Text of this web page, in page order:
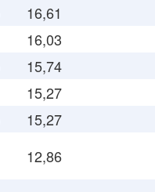
16,61
16,03
15,74
15,27
15,27
12,86